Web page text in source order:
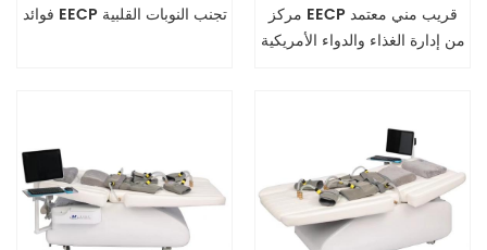
فوائد EECP تجنب النوبات القلبية
مركز EECP قريب مني معتمد
من إدارة الغذاء والدواء الأمريكية